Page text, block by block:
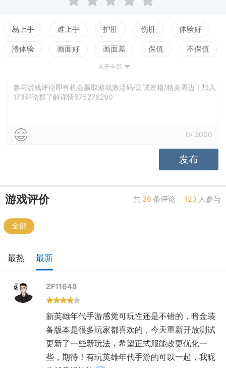
易上手 难上手 护肝 伤肝 体验好
渣体验 画面好 画面差 保值 不保值
测试
养成繁琐 激情 乏味 强社交 弱社交
展开全部
参与游戏评论即有机会赢取游戏激活码/测试资格/精美周边！加入
173评论群了解详情675276290
0/ 2000
发布
游戏评价 共 26 条评论 123 人参与
全部
最热 最新
ZF11648
新英雄年代手游感觉可玩性还是不错的，暗金装
备版本是很多玩家都喜欢的，今天重新开放测试
更新了一些新玩法，希望正式服能改更优化一
些，期待！有玩英雄年代手游的可以一起，我昵